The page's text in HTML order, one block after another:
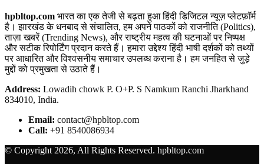
hpbltop.com भारत का एक तेजी से बढ़ता हुआ हिंदी डिजिटल न्यूज़ प्लेटफ़ॉर्म
है। झारखंड के धनबाद से संचालित, हम अपने पाठकों को राजनीति (Politics),
ताज़ा खबरें (Trending News), और राष्ट्रीय महत्व की घटनाओं पर निष्पक्ष
और सटीक रिपोर्टिंग प्रदान करते हैं। हमारा उद्देश्य हिंदी भाषी दर्शकों को तथ्यों
पर आधारित और विश्वसनीय समाचार उपलब्ध कराना है। हम जनहित से जुड़े
मुद्दों को प्रमुखता से उठाते हैं।
Address: Lowadih chowk P. O+P. S Namkum Ranchi Jharkhand
834010, India.
Email: contact@hpbltop.com
Call: +91 8540086934
© Copyright 2026, All Rights Reserved. hpbltop.com